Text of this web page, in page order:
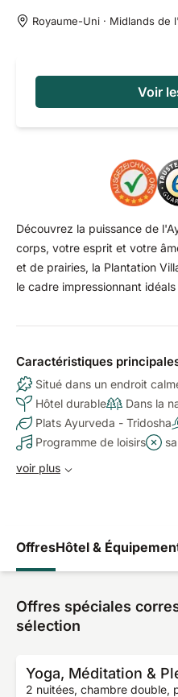
Royaume-Uni · Midlands de
Voir
Découvrez la puissance de
corps, votre esprit et votre
et de prairies, la Plantation
le cadre impressionnant
Caractéristiques
Situé dans un endroit
Hôtel durable
Dans la
Plats Ayurveda - Tridosha
Programme de loisirs
voir plus
OffresHôtel &
Offres spéciales
sélection
Yoga, Méditation &
2 nuitées, chambre double,